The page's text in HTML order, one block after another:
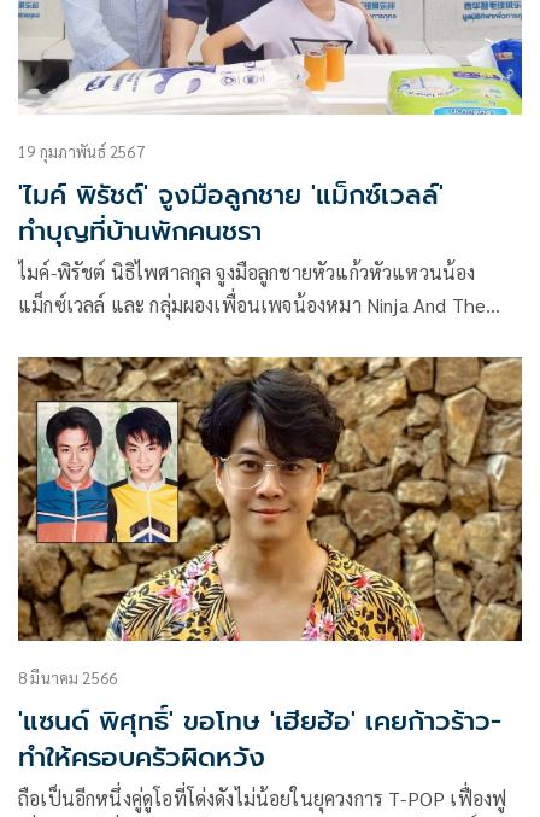
19 กุมภาพันธ์ 2567
'ไมค์ พิรัชต์' จูงมือลูกชาย 'แม็กซ์เวลล์'
ทำบุญที่บ้านพักคนชรา
ไมค์-พิรัชต์ นิธิไพศาลกุล จูงมือลูกชายหัวแก้วหัวแหวนน้อง
แม็กซ์เวลล์ และ กลุ่มผองเพื่อนเพจน้องหมา Ninja And The
วัฒนานิวาส จังหวัดสมุทรปราการ พร้อมร่วมทำกิจกรรม อาหาร
กลางวัน แจกข้าวของเครื่องใช้กันอย่างสนุกสนาน งานนี้อิ่มบุญ
และ อิ่มเอมใจกันถ้วนหน้า ทั้งผู้ให้และผู้รับ
8 มีนาคม 2566
'แซนด์ พิศุทธิ์' ขอโทษ 'เฮียฮ้อ' เคยก้าวร้าว-
ทำให้ครอบครัวผิดหวัง
ถือเป็นอีกหนึ่งคู่ดูโอที่โด่งดังไม่น้อยในยุควงการ T-POP เฟื่องฟู